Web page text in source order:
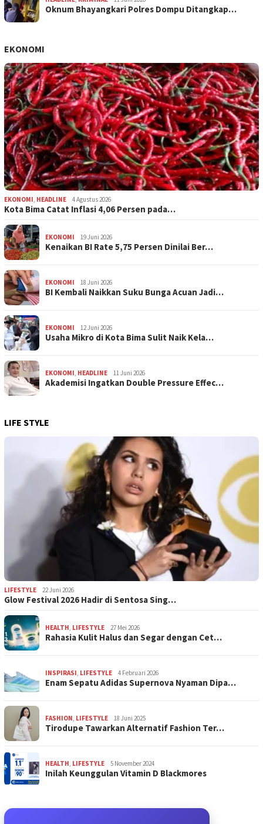
Oknum Bhayangkari Polres Dompu Ditangkap…
EKONOMI
EKONOMI, HEADLINE 4 Agustus 2026
Kota Bima Catat Inflasi 4,06 Persen pada…
EKONOMI 19 Juni 2026
Kenaikan BI Rate 5,75 Persen Dinilai Ber…
EKONOMI 18 Juni 2026
BI Kembali Naikkan Suku Bunga Acuan Jadi…
EKONOMI 12 Juni 2026
Usaha Mikro di Kota Bima Sulit Naik Kela…
EKONOMI, HEADLINE 11 Juni 2026
Akademisi Ingatkan Double Pressure Effec…
LIFE STYLE
LIFESTYLE 22 Juni 2026
Glow Festival 2026 Hadir di Sentosa Sing…
HEALTH LIFESTYLE 27 Mei 2026
Rahasia Kulit Halus dan Segar dengan Cet…
INSPIRASI LIFESTYLE 4 Februari 2026
Enam Sepatu Adidas Supernova Nyaman Dipa…
FASHION LIFESTYLE 18 Juni 2025
Tirodupe Tawarkan Alternatif Fashion Ter…
HEALTH LIFESTYLE 5 November 2024
Inilah Keunggulan Vitamin D Blackmores